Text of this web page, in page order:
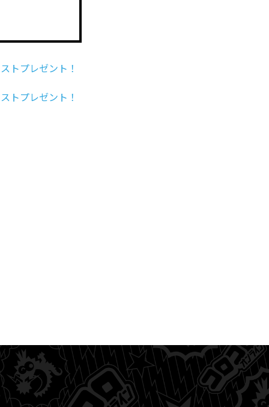
トプレゼント！
トプレゼント！